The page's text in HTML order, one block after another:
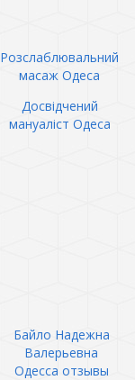
Розслаблювальний
масаж Одеса
Досвідчений
мануаліст Одеса
Байло Надежна
Валерьевна
Одесса отзывы